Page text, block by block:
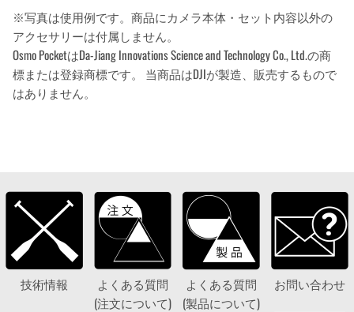
※写真は使用例です。商品にカメラ本体・セット内容以外の
アクセサリーは付属しません。
Osmo PocketはDa-Jiang Innovations Science and Technology Co., Ltd.の商
標または登録商標です。 当商品はDJIが製造、販売するもので
はありません。
技術情報
よくある質問
(注文について)
よくある質問
(製品について)
お問い合わせ